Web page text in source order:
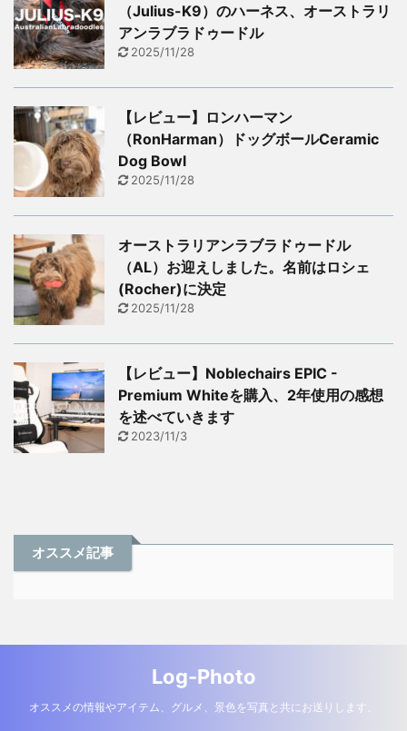
（Julius-K9）のハーネス、オーストラリ
アンラブラドゥードル
2025/11/28
【レビュー】ロンハーマン
（RonHarman）ドッグボールCeramic
Dog Bowl
2025/11/28
オーストラリアンラブラドゥードル
（AL）お迎えしました。名前はロシェ
(Rocher)に決定
2025/11/28
【レビュー】Noblechairs EPIC -
Premium Whiteを購入、2年使用の感想
を述べていきます
2023/11/3
オススメ記事
Log-Photo
オススメの情報やアイテム、グルメ、景色を写真と共にお送りします。